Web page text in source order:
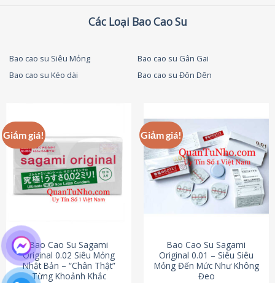
thể.
tùy
thể
được
chọn
trên
trang
sản
phẩm
Các Loại Bao Cao Su
Bao cao su Siêu Mỏng
Bao cao su Gân Gai
Bao cao su Kéo dài
Bao cao su Đôn Dên
Giảm giá!
Bao Cao Su Sagami
Original 0.02 Siêu Mỏng
Nhật Bản – “Chân Thật”
Từng Khoảnh Khắc
Giảm giá!
Bao Cao Su Sagami
Original 0.01 – Siêu Siêu
Mỏng Đến Mức Như Không
Đeo